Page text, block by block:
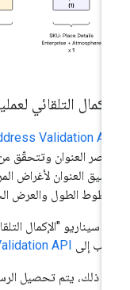
التلقائي لعملية
Address Validation
العنوان وتتحقّق من
العنوان لأغراض
الطول والعرض
سيناريو "الإكمال التلقائي
إلى Validation API
ذلك، يتم تحصيل الرسوم